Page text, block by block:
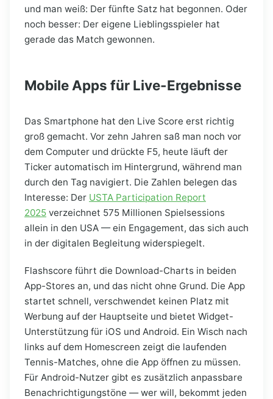
und man weiß: Der fünfte Satz hat begonnen. Oder
noch besser: Der eigene Lieblingsspieler hat
gerade das Match gewonnen.
Mobile Apps für Live-Ergebnisse
Das Smartphone hat den Live Score erst richtig
groß gemacht. Vor zehn Jahren saß man noch vor
dem Computer und drückte F5, heute läuft der
Ticker automatisch im Hintergrund, während man
durch den Tag navigiert. Die Zahlen belegen das
Interesse: Der USTA Participation Report
2025 verzeichnet 575 Millionen Spielsessions
allein in den USA — ein Engagement, das sich auch
in der digitalen Begleitung widerspiegelt.
Flashscore führt die Download-Charts in beiden
App-Stores an, und das nicht ohne Grund. Die App
startet schnell, verschwendet keinen Platz mit
Werbung auf der Hauptseite und bietet Widget-
Unterstützung für iOS und Android. Ein Wisch nach
links auf dem Homescreen zeigt die laufenden
Tennis-Matches, ohne die App öffnen zu müssen.
Für Android-Nutzer gibt es zusätzlich anpassbare
Benachrichtigungstöne — wer will, bekommt jeden